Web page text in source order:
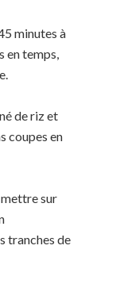
minutes à
en temps,
de riz et
coupes en
sur
tranches de